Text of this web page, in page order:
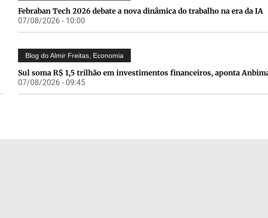
Febraban Tech 2026 debate a nova dinâmica do trabalho na era da IA
07/08/2026 - 10:00
Blog do Almir Freitas Economia
Sul soma R$ 1,5 trilhão em investimentos financeiros, aponta
07/08/2026 - 09:45